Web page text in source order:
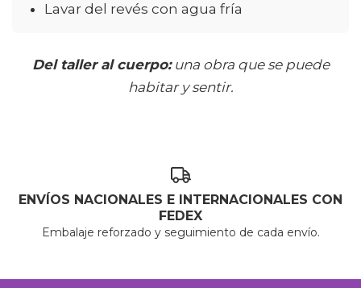
Lavar del revés con agua fría
Del taller al cuerpo:una obra que se puede
habitar y sentir.
ENVÍOS NACIONALES E INTERNACIONALES CON
FEDEX
Embalaje reforzado y seguimiento de cada envío.